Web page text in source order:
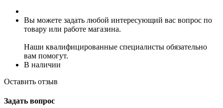
Вы можете задать любой интересующий вас вопрос по
товару или работе магазина.
Наши квалифицированные специалисты обязательно
вам помогут.
В наличии
Оставить отзыв
Задать вопрос